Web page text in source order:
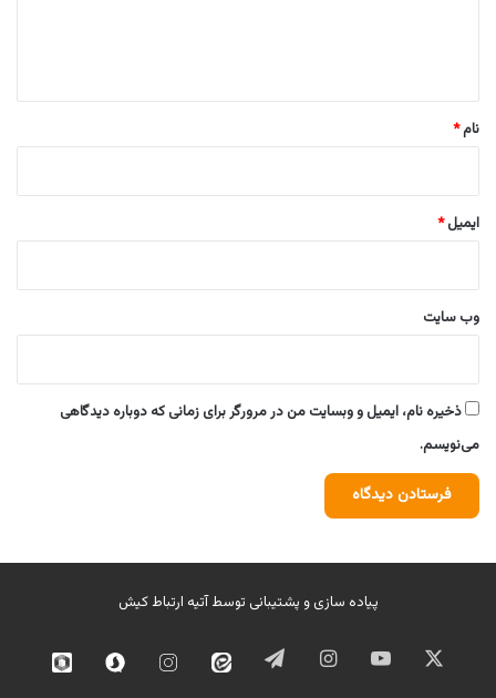
نام*
ایمیل*
وب‌ سایت
ذخیره نام، ایمیل و وبسایت من در مرورگر برای زمانی که دوباره دیدگاهی
می‌نویسم.
پیاده سازی و پشتیبانی توسطآتیه ارتباط کیش
ایکس یوتیوب اینستاگرامتلگرام ایتا اینستاگرامسروش